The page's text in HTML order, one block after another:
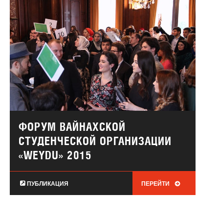
ФОРУМ ВАЙНАХСКОЙ
СТУДЕНЧЕСКОЙ ОРГАНИЗАЦИИ
«WEYDU» 2015
ПУБЛИКАЦИЯ ПЕРЕЙТИ